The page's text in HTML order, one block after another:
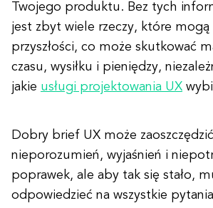
Twojego produktu. Bez tych
jest zbyt wiele rzeczy, które mogą
przyszłości, co może skutkować
czasu, wysiłku i pieniędzy,
jakie usługi projektowania UX
Dobry brief UX może
nieporozumień, wyjaśnień i
poprawek, ale aby tak się stało,
odpowiedzieć na wszystkie